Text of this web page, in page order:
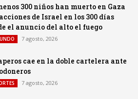
300 niños han muerto en Gaza
de Israel en los 300 días
el anuncio del alto el fuego
7 agosto, 2026
cae en la doble cartelera ante
7 agosto, 2026